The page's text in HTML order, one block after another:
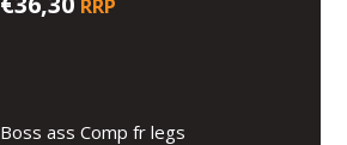
RRP
Boss ass Comp fr legs